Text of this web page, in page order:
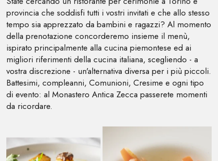
provincia che soddisfi tutti i vostri invitati e che allo stesso
tempo sia apprezzato da bambini e ragazzi? Al momento
della prenotazione concorderemo insieme il menù,
ispirato principalmente alla cucina piemontese ed ai
migliori riferimenti della cucina italiana, scegliendo - a
vostra discrezione - un'alternativa diversa per i più piccoli.
Battesimi, compleanni, Comunioni, Cresime e ogni tipo
di evento: al Monastero Antica Zecca passerete momenti
da ricordare.